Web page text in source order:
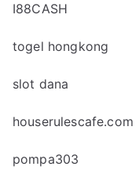
I88CASH
togel hongkong
slot dana
houserulescafe.com
pompa303